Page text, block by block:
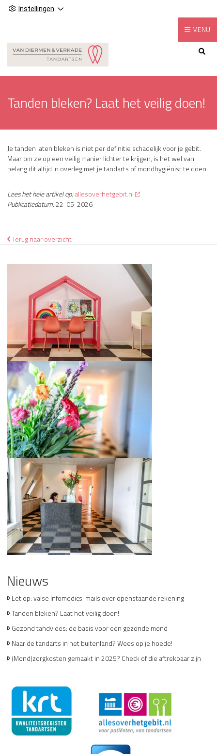
Instellingen
Hoofdmenu
MENU
Tanden bleken? Laat het veilig doen!
Je tanden laten bleken is niet per definitie schadelijk voor je gebit.
Maar om ze op een veilig manier lichter te krijgen, is het wel van
belang dit altijd in overleg met je tandarts of mondhygiënist te doen.
Lees het hele artikel op:allesoverhetgebit.nl
Publicatiedatum:22-05-2026
Terug naar overzicht
Nieuws
Let op: valse Infomedics-mails over openstaande rekening
Tanden bleken? Laat het veilig doen!
Gezond tandvlees: de basis voor een gezonde mond
Naar de tandarts in het buitenland? Wees op je hoede!
(Mond)zorgkosten gemaakt in 2025? Check of die aftrekbaar zijn